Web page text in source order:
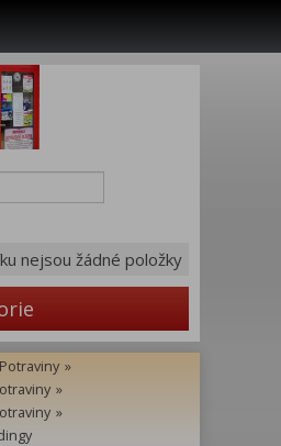
nejsou žádné položky
Potraviny »
»
»